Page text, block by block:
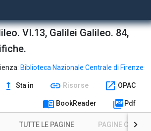
VI.13, Galilei Galileo. 84,
Biblioteca Nazionale Centrale di Firenze
upgrade Sta in link Risorse open_in_new OPAC
menu_book BookReader picture_as_pdf Pdf
TUTTE LE PAGINE PAGINE CON
a Galilei Galileo, 4 dicembre 1638.
a Galilei Galileo, 11 dicembre 1638.
a Galilei Galileo, 17 dicembre 1638.
a Galilei Galileo, 28 dicembre 1638.
a Galilei Galileo, 25 gennaio 1639.
a Galilei Galileo, 29 gennaio 1639.
a Galilei Galileo, 8 febbraio 1639.